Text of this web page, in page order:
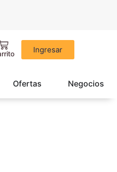
Ingresar
Ofertas Negocios